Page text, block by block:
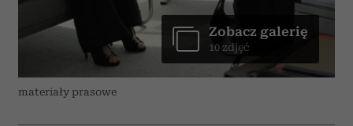
materiały prasowe
Zobacz galerię
10 zdjęć